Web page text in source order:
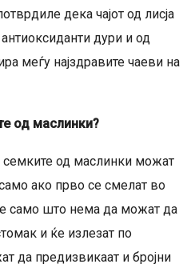
дека чајот од лисја
дури и од
меѓу најздравите чаеви на
од маслинки?
семките од маслинки можат
ако прво се смелат во
само што нема да можат да
и ќе излезат по
да предизвикаат и бројни